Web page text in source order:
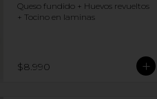
Queso fundido + Huevos revueltos
+ Tocino en laminas
$8.990